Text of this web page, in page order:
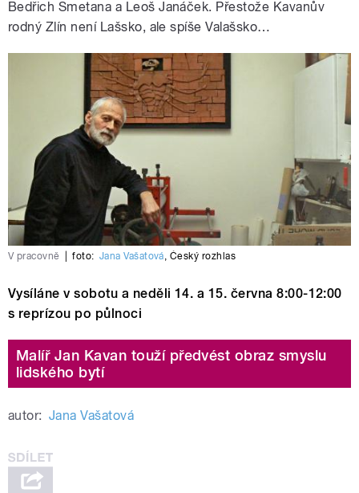
Bedřich Smetana a Leoš Janáček. Přestože Kavanův
rodný Zlín není Lašsko, ale spíše Valašsko…
V pracovně foto: Jana Vašatová, Český rozhlas
Vysíláne v sobotu a neděli 14. a 15. června 8:00-12:00
s reprízou po půlnoci
Malíř Jan Kavan touží předvést obraz smyslu
lidského bytí
autor: Jana Vašatová